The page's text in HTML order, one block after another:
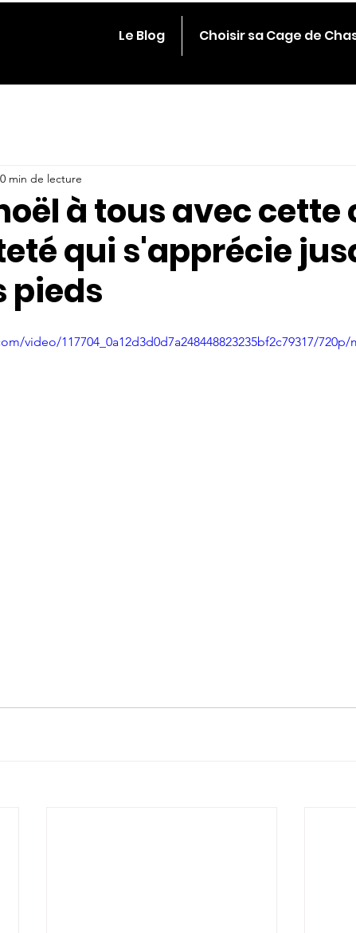
Le Blog Choisir sa Cage de
à tous avec cette
qui s'apprécie
pieds
0 min de lecture
video/117704_0a12d3d0d7a248448823235bf2c79317/